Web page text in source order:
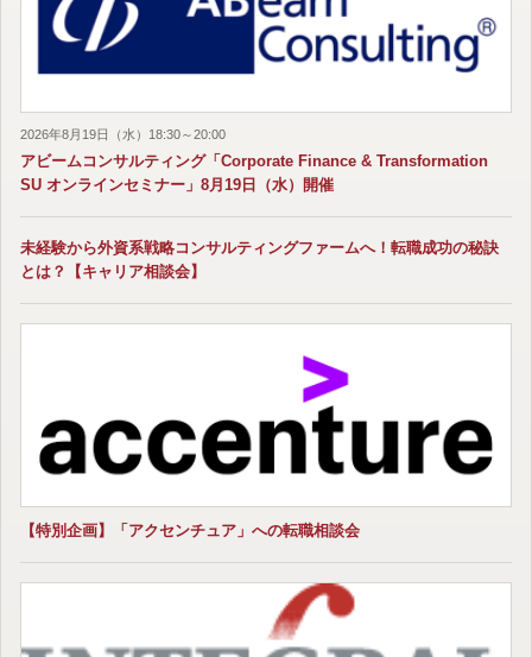
2026年8月19日（水）18:30～20:00
アビームコンサルティング「Corporate Finance & Transformation
SU オンラインセミナー」8月19日（水）開催
未経験から外資系戦略コンサルティングファームへ！転職成功の秘訣
とは？【キャリア相談会】
【特別企画】「アクセンチュア」への転職相談会